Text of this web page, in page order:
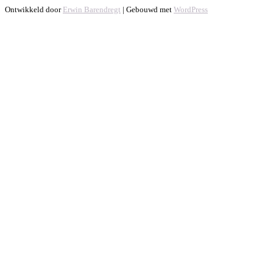
Ontwikkeld door Erwin Barendregt | Gebouwd met WordPress